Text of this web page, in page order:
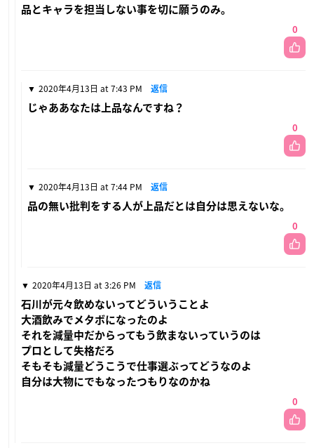
品とキャラを担当しない事を切に願うのみ。
0
2020年4月13日 at 7:43 PM 返信
じゃああなたは上品なんですね？
0
2020年4月13日 at 7:44 PM 返信
品の無い批判をする人が上品だとは自分は思えないな。
0
2020年4月13日 at 3:26 PM 返信
石川が元々飲めないってどういうことよ
大酒飲みでメタボになったのよ
それを減量中だからってもう飲まないっていうのは
プロとして失格だろ
そもそも減量どうこうで仕事選ぶってどうなのよ
自分は大物にでもなったつもりなのかね
0